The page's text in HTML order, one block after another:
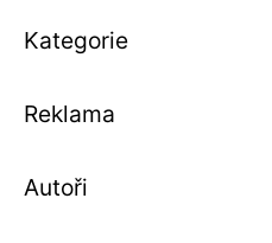
Kategorie
Reklama
Autoři